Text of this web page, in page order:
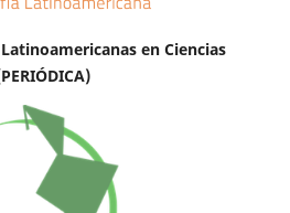
en Ciencias